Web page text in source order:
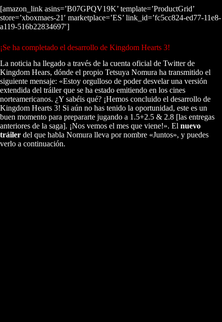
[amazon_link asins=’B07GPQV19K’ template=’ProductGrid’
store=’xboxmaes-21′ marketplace=’ES’ link_id=’fc5cc824-ed77-11e8-
a119-516b22834697′]
¡Se ha completado el desarrollo de Kingdom Hearts 3!
La noticia ha llegado a través de la cuenta oficial de Twitter de
Kingdom Hears, dónde el propio Tetsuya Nomura ha transmitido el
siguiente mensaje: «Estoy orgulloso de poder desvelar una versión
extendida del tráiler que se ha estado emitiendo en los cines
norteamericanos. ¿Y sabéis qué? ¡Hemos concluido el desarrollo de
Kingdom Hearts 3! Si aún no has tenido la oportunidad, este es un
buen momento para prepararte jugando a 1.5+2.5 & 2.8 [las entregas
anteriores de la saga]. ¡Nos vemos el mes que viene!». El nuevo
tráiler del que habla Nomura lleva por nombre «Juntos», y puedes
verlo a continuación.